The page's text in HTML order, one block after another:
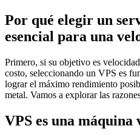
Por qué elegir un
esencial para una
Primero, si su objetivo es
costo, seleccionando un VPS es
lograr el máximo rendimiento
metal. Vamos a explorar las
VPS es una máquina